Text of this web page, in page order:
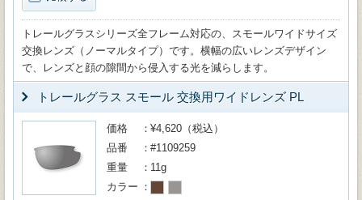
トレールグラスシリーズ全フレーム対応の、スモールワイドサイズ
交換レンズ（ノーマルタイプ）です。横幅の広いレンズデザイン
で、レンズと顔の隙間から侵入する光を減らします。
トレールグラス スモール 交換用ワイドレンズ PL
価格
¥4,620（税込）
品番
#1109259
重量
11g
カラー